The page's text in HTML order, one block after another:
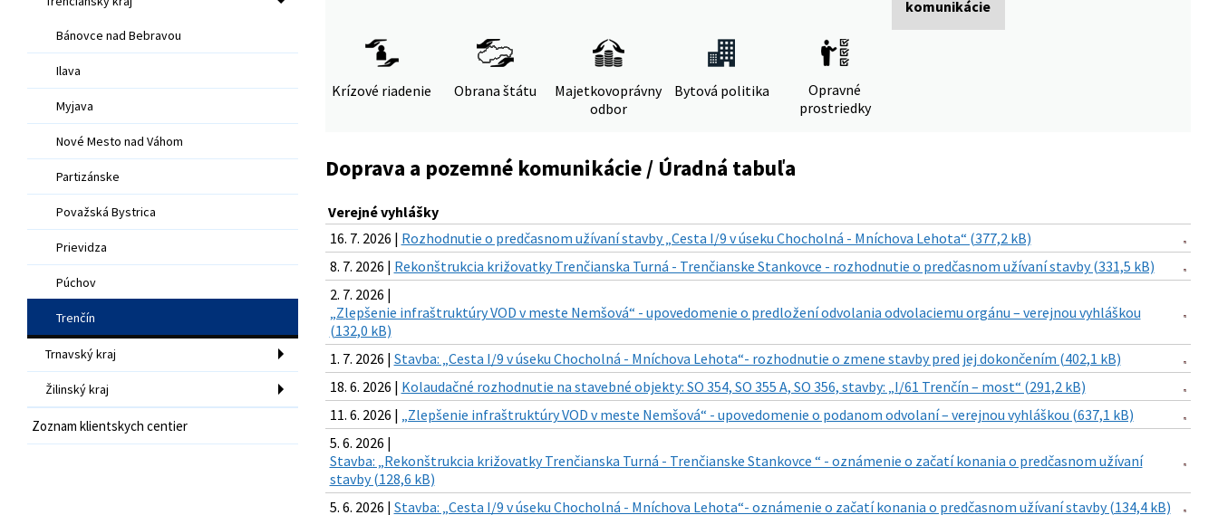
Bánovce nad Bebravou
Ilava
Myjava
Nové Mesto nad Váhom
Partizánske
Považská Bystrica
Prievidza
Púchov
Trenčín
Trnavský kraj
Žilinský kraj
Zoznam klientskych centier
komunikácie
Krízové riadenie Obrana štátu
Majetkovoprávny
odbor
Bytová politika
Opravné
prostriedky
Doprava a pozemné komunikácie / Úradná tabuľa
Verejné vyhlášky
16. 7. 2026 | Rozhodnutie o predčasnom užívaní stavby „Cesta I/9 v úseku Chocholná - Mníchova Lehota“ (377,2 kB)
8. 7. 2026 | Rekonštrukcia križovatky Trenčianska Turná - Trenčianske Stankovce - rozhodnutie o predčasnom užívaní stavby (331,5 kB)
2. 7. 2026 |
„Zlepšenie infraštruktúry VOD v meste Nemšová“ - upovedomenie o predložení odvolania odvolaciemu orgánu – verejnou vyhláškou
(132,0 kB)
1. 7. 2026 | Stavba: „Cesta I/9 v úseku Chocholná - Mníchova Lehota“- rozhodnutie o zmene stavby pred jej dokončením (402,1 kB)
18. 6. 2026 | Kolaudačné rozhodnutie na stavebné objekty: SO 354, SO 355 A, SO 356, stavby: „I/61 Trenčín – most“ (291,2 kB)
11. 6. 2026 | „Zlepšenie infraštruktúry VOD v meste Nemšová“ - upovedomenie o podanom odvolaní – verejnou vyhláškou (637,1 kB)
5. 6. 2026 |
Stavba: „Rekonštrukcia križovatky Trenčianska Turná - Trenčianske Stankovce “ - oznámenie o začatí konania o predčasnom užívaní
stavby (128,6 kB)
5. 6. 2026 | Stavba: „Cesta I/9 v úseku Chocholná - Mníchova Lehota“- oznámenie o začatí konania o predčasnom užívaní stavby (134,4 kB)